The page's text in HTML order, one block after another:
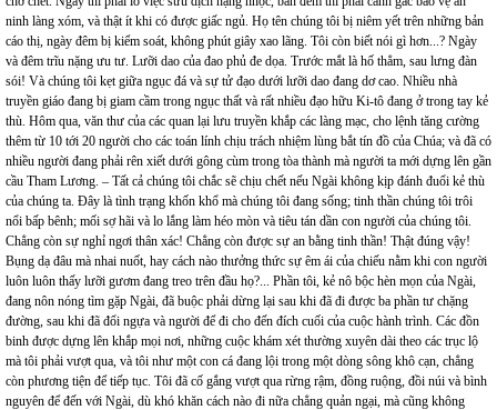
ninh làng xóm, và thật ít khi có được giấc ngủ. Họ tên chúng tôi bị niêm yết trên những bản
cáo thị, ngày đêm bị kiểm soát, không phút giây xao lãng. Tôi còn biết nói gì hơn...? Ngày
và đêm trĩu nặng ưu tư. Lưỡi dao của đao phủ đe dọa. Trước mắt là hố thẳm, sau lưng đàn
sói! Và chúng tôi kẹt giữa ngục đá và sự tử đạo dưới lưỡi dao đang dơ cao. Nhiều nhà
truyền giáo đang bị giam cầm trong ngục thất và rất nhiều đạo hữu Ki-tô đang ở trong tay kẻ
thù. Hôm qua, văn thư của các quan lại lưu truyền khắp các làng mạc, cho lệnh tăng cường
thêm từ 10 tới 20 người cho các toán lính chịu trách nhiệm lùng bắt tín đồ của Chúa; và đã có
nhiều người đang phải rên xiết dưới gông cùm trong tòa thành mà người ta mới dựng lên gần
cầu Tham Lương. – Tất cả chúng tôi chắc sẽ chịu chết nếu Ngài không kịp đánh đuổi kẻ thù
của chúng ta. Đây là tình trạng khốn khổ mà chúng tôi đang sống; tinh thần chúng tôi trôi
nổi bấp bênh; mối sợ hãi và lo lắng làm héo mòn và tiêu tán dần con người của chúng tôi.
Chẳng còn sự nghỉ ngơi thân xác! Chẳng còn được sự an bằng tinh thần! Thật đúng vậy!
Bụng dạ đâu mà nhai nuốt, hay cách nào thưởng thức sự êm ái của chiếu nằm khi con người
luôn luôn thấy lưỡi gươm đang treo trên đầu họ?... Phần tôi, kẻ nô bộc hèn mọn của Ngài,
đang nôn nóng tìm gặp Ngài, đã buộc phải dừng lại sau khi đã đi được ba phần tư chặng
đường, sau khi đã đổi ngựa và người để đi cho đến đích cuối của cuộc hành trình. Các đồn
binh được dựng lên khắp mọi nơi, những cuộc khám xét thường xuyên dài theo các trục lộ
mà tôi phải vượt qua, và tôi như một con cá đang lội trong một dòng sông khô cạn, chẳng
còn phương tiện để tiếp tục. Tôi đã cố gắng vượt qua rừng rậm, đồng ruộng, đồi núi và bình
nguyên để đến với Ngài, dù khó khăn cách nào đi nữa chẳng quản ngại, mà cũng không